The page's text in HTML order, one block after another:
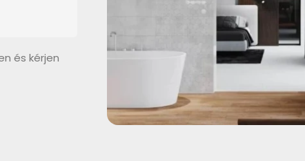
és kérjen